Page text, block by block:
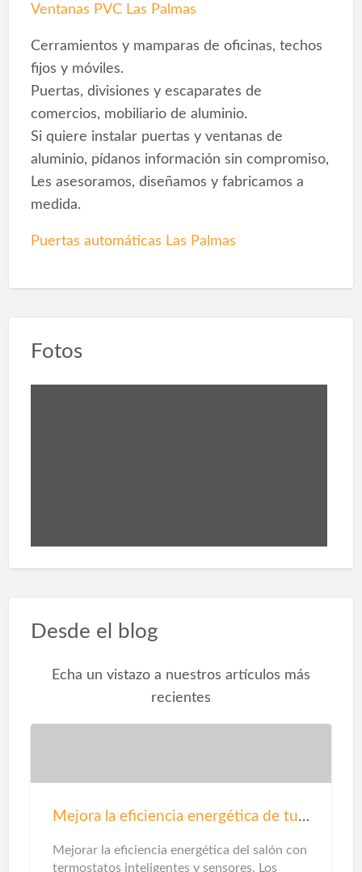
Ventanas PVC Las Palmas
Cerramientos y mamparas de oficinas, techos
fijos y móviles.
Puertas, divisiones y escaparates de
comercios, mobiliario de aluminio.
Si quiere instalar puertas y ventanas de
aluminio, pídanos información sin compromiso,
Les asesoramos, diseñamos y fabricamos a
medida.
Puertas automáticas Las Palmas
Fotos
Desde el blog
Echa un vistazo a nuestros artículos más
recientes
Mejora la eficiencia energética de tu salón
Mejorar la eficiencia energética del salón con
termostatos inteligentes y sensores. Los